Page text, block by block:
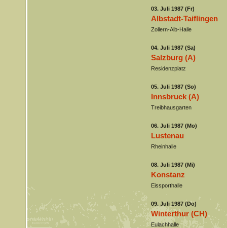
03. Juli 1987 (Fr)
Albstadt-Taiflingen
Zollern-Alb-Halle
04. Juli 1987 (Sa)
Salzburg (A)
Residenzplatz
05. Juli 1987 (So)
Innsbruck (A)
Treibhausgarten
06. Juli 1987 (Mo)
Lustenau
Rheinhalle
08. Juli 1987 (Mi)
Konstanz
Eissporthalle
09. Juli 1987 (Do)
Winterthur (CH)
Eulachhalle